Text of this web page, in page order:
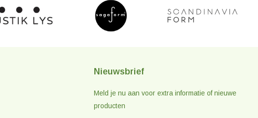
Nieuwsbrief
Meld je nu aan voor extra informatie of nieuwe
producten